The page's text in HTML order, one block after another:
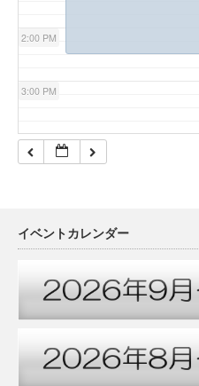
2:00 PM
3:00 PM
4:00 PM
6:00 PM
7:00 PM
8:00 PM
イベントカレンダー